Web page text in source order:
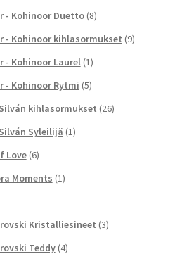
- Kohinoor Duetto (8)
- Kohinoor kihlasormukset (9)
- Kohinoor Laurel (1)
- Kohinoor Rytmi (5)
kihlasormukset (26)
Syleilijä (1)
Love (6)
Moments (1)
Kristalliesineet (3)
Teddy (4)